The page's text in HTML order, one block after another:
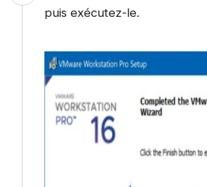
puis exécutez-le.